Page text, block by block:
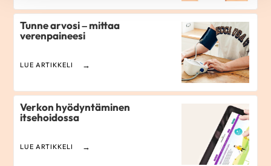
Tunne arvosi – mittaa
verenpaineesi
LUE ARTIKKELI
Verkon hyödyntäminen
itsehoidossa
LUE ARTIKKELI